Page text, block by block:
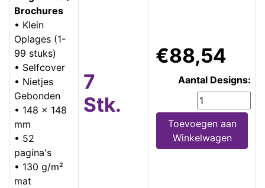
Brochures
• Klein
Oplages (1-
99 stuks)
• Selfcover
• Nietjes
Gebonden
• 148 x 148
mm
• 52
pagina's
• 130 g/m²
mat
7
Stk.
€88,54
Aantal Designs:
Toevoegen aan
Winkelwagen